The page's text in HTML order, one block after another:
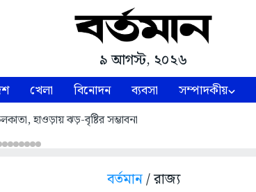
৯ আগস্ট, ২০২৬
খেলা বিনোদন ব্যবসা সম্পাদকীয়
হাওড়ায় ঝড়-বৃষ্টির সম্ভাবনা
বর্তমান/ রাজ্য